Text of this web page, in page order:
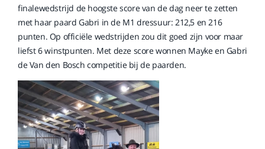
finalewedstrijd de hoogste score van de dag neer te zetten
met haar paard Gabri in de M1 dressuur: 212,5 en 216
punten. Op officiële wedstrijden zou dit goed zijn voor maar
liefst 6 winstpunten. Met deze score wonnen Mayke en Gabri
de Van den Bosch competitie bij de paarden.